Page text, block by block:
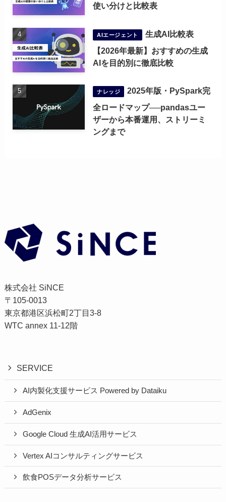
使い分けと比較表
AIエージェント
生成AI比較表
【2026年最新】おすすめの生成
AIを目的別に徹底比較
ナレッジ
2025年版・PySpark完
全ロードマップ──pandasユー
ザーから本番運用、ストリーミ
ングまで
株式会社 SiNCE
〒105-0013
東京都港区浜松町2丁目3-8
WTC annex 11-12階
SERVICE
AI内製化支援サービス Powered by Dataiku
AdGenix
Google Cloud 生成AI活用サービス
Vertex AIコンサルティングサービス
飲食POSデータ分析サービス